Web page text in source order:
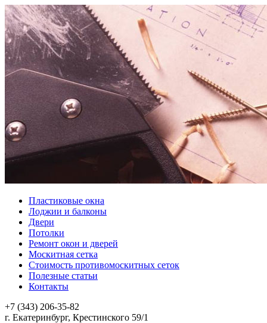
Пластиковые окна
Лоджии и балконы
Двери
Потолки
Ремонт окон и дверей
Москитная сетка
Стоимость противомоскитных сеток
Полезные статьи
Контакты
+7 (343) 206-35-82
г. Екатеринбург, Крестинского 59/1